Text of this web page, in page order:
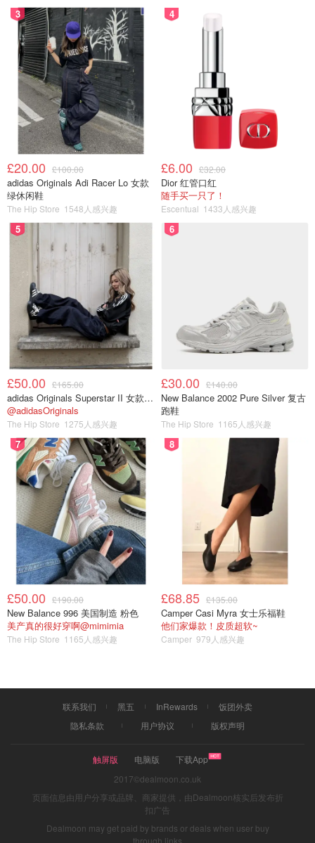
产品外观：
设计贴心，防烫把手 ，轻松开合，有防烫保护。底部有
脚垫，使用过程中机器能放置平稳。 钢化玻璃上盖
计，简洁大气高品位。底部电源线收纳，方便收纳，整洁美
观。
产品功能：
一铛多能，薄饼/煎蛋/馅饼/披萨/牛排/鱼虾/腰果/花生/发
酵/解冻/保温/烘干等多功能智能臻火🔥
旋钮式精准控温，自由调火，使用更加多样，适应更多
美味
1600W大功率，快速均匀加热，美味入口更快速
悬浮结构设计，可适应不同厚度的食物，烹饪效果更佳
30CM大烤盘，180°C延展，双盘可用，使用容量更大
下烤盘可一键拆卸，清洁无死角，更方便容易
120V标准电压，符合美国电压标准
图片来自于九阳 亚米网 ，版权属于原作者
3
£20.00 £100.00
adidas Originals Adi Racer Lo 女款
绿休闲鞋
The Hip Store 1548人感兴趣
4
£6.00 £32.00
Dior 红管口红
随手买一只了！
Escentual 1433人感兴趣
5
£50.00 £165.00
adidas Originals Superstar II 女款串珠休闲鞋 黑色
@adidasOriginals
The Hip Store 1275人感兴趣
6
£30.00 £140.00
New Balance 2002 Pure Silver 复古
跑鞋
The Hip Store 1165人感兴趣
7
£50.00 £190.00
New Balance 996 美国制造 粉色
美产真的很好穿啊@mimimia
The Hip Store 1165人感兴趣
8
£68.85 £135.00
Camper Casi Myra 女士乐福鞋
他们家爆款！皮质超软~
Camper 979人感兴趣
联系我们 黑五 InRewards
饭团外卖
隐私条款
用户协议 版权声明
触屏版 电脑版
下载App
2017©dealmoon.co.uk
页面信息由用户分享或品牌、商家提供，由Dealmoon核实后发布折
扣广告
Dealmoon may get paid by brands or deals when user buy
through links